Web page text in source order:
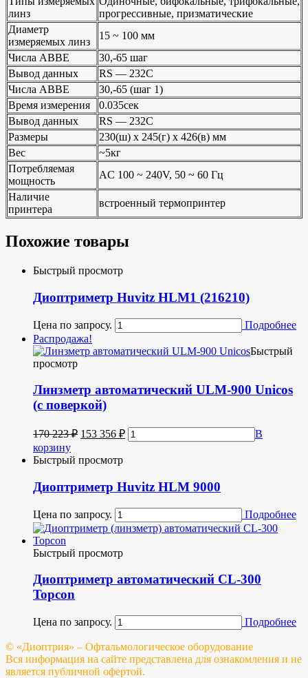
линз
прогрессивные, призматические
Диаметр
измеряемых линз
15 ~ 100 мм
Числа ABBE
30,-65 шаг
Вывод данных
RS — 232C
Числа ABBE
30,-65 (шаг 1)
Время измерения
0.035сек
Вывод данных
RS — 232C
Размеры
230(ш) x 245(г) x 426(в) мм
Вес
~5кг
Потребляемая
мощность
AC 100 ~ 240V, 50 ~ 60 Гц
Наличие
принтера
встроенный термопринтер
Похожие товары
Быстрый просмотр
Диоптриметр Huvitz HLM1 (216210)
Цена по запросу.
Подробнее
Распродажа!
Быстрый
просмотр
Линзметр автоматический ULM-900 Unicos
(с поверкой)
170 223₽ 153 356 ₽
В
корзину
Быстрый просмотр
Диоптриметр Huvitz HLM 9000
Цена по запросу. Подробнее
Быстрый просмотр
Диоптриметр автоматический CL-300
Topcon
Цена по запросу. Подробнее
© «Диоптрия» – Офтальмологическое оборудование
Вся информация на сайте представлена для ознакомления и не
является публичной офертой.